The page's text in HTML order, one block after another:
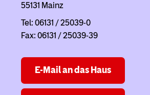
55131 Mainz
Tel: 06131 / 25039-0
Fax: 06131 / 25039-39
E-Mail an das Haus